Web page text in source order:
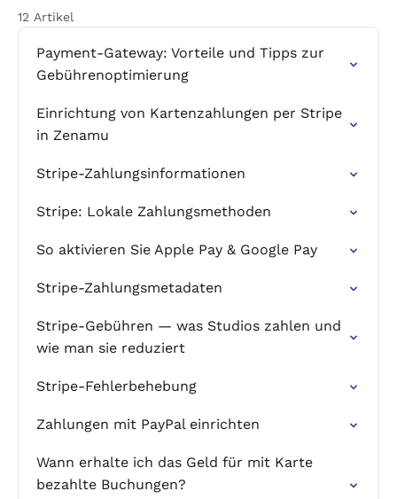
12 Artikel
Payment-Gateway: Vorteile und Tipps zur
Gebührenoptimierung
Einrichtung von Kartenzahlungen per Stripe
in Zenamu
Stripe-Zahlungsinformationen
Stripe: Lokale Zahlungsmethoden
So aktivieren Sie Apple Pay & Google Pay
Stripe-Zahlungsmetadaten
Stripe-Gebühren — was Studios zahlen und
wie man sie reduziert
Stripe-Fehlerbehebung
Zahlungen mit PayPal einrichten
Wann erhalte ich das Geld für mit Karte
bezahlte Buchungen?